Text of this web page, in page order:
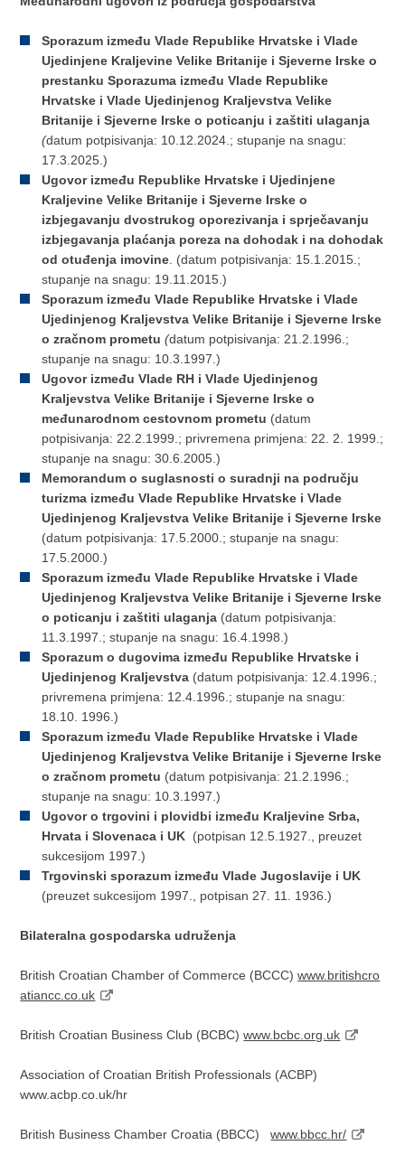
Sporazum između Vlade Republike Hrvatske i Vlade
Ujedinjene Kraljevine Velike Britanije i Sjeverne Irske o
prestanku Sporazuma između Vlade Republike
Hrvatske i Vlade Ujedinjenog Kraljevstva Velike
Britanije i Sjeverne Irske o poticanju i zaštiti ulaganja
(datum potpisivanja: 10.12.2024.; stupanje na snagu:
17.3.2025.)
Ugovor između Republike Hrvatske i Ujedinjene
Kraljevine Velike Britanije i Sjeverne Irske o
izbjegavanju dvostrukog oporezivanja i sprječavanju
izbjegavanja plaćanja poreza na dohodak i na dohodak
od otuđenja imovine. (datum potpisivanja: 15.1.2015.;
stupanje na snagu: 19.11.2015.)
Sporazum između Vlade Republike Hrvatske i Vlade
Ujedinjenog Kraljevstva Velike Britanije i Sjeverne Irske
o zračnom prometu (datum potpisivanja: 21.2.1996.;
stupanje na snagu: 10.3.1997.)
Ugovor između Vlade RH i Vlade Ujedinjenog
Kraljevstva Velike Britanije i Sjeverne Irske o
međunarodnom cestovnom prometu (datum
potpisivanja: 22.2.1999.; privremena primjena: 22. 2. 1999.;
stupanje na snagu: 30.6.2005.)
Memorandum o suglasnosti o suradnji na području
turizma između Vlade Republike Hrvatske i Vlade
Ujedinjenog Kraljevstva Velike Britanije i Sjeverne Irske
(datum potpisivanja: 17.5.2000.; stupanje na snagu:
17.5.2000.)
Sporazum između Vlade Republike Hrvatske i Vlade
Ujedinjenog Kraljevstva Velike Britanije i Sjeverne Irske
o poticanju i zaštiti ulaganja (datum potpisivanja:
11.3.1997.; stupanje na snagu: 16.4.1998.)
Sporazum o dugovima između Republike Hrvatske i
Ujedinjenog Kraljevstva (datum potpisivanja: 12.4.1996.;
privremena primjena: 12.4.1996.; stupanje na snagu:
18.10. 1996.)
Sporazum između Vlade Republike Hrvatske i Vlade
Ujedinjenog Kraljevstva Velike Britanije i Sjeverne Irske
o zračnom prometu (datum potpisivanja: 21.2.1996.;
stupanje na snagu: 10.3.1997.)
Ugovor o trgovini i plovidbi između Kraljevine Srba,
Hrvata i Slovenaca i UK (potpisan 12.5.1927., preuzet
sukcesijom 1997.)
Trgovinski sporazum između Vlade Jugoslavije i UK
(preuzet sukcesijom 1997., potpisan 27. 11. 1936.)
Bilateralna gospodarska udruženja
British Croatian Chamber of Commerce (BCCC)www.britishcro
atiancc.co.uk
British Croatian Business Club (BCBC)www.bcbc.org.uk
Association of Croatian British Professionals (ACBP)
www.acbp.co.uk/hr
British Business Chamber Croatia (BBCC)www.bbcc.hr/